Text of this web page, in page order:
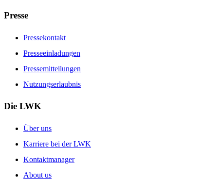
Presse
Pressekontakt
Presseeinladungen
Pressemitteilungen
Nutzungserlaubnis
Die LWK
Über uns
Karriere bei der LWK
Kontaktmanager
About us